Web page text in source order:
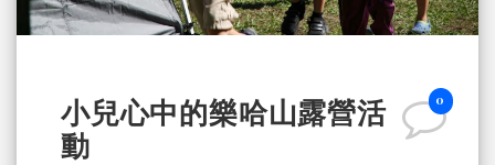
0
小兒心中的樂哈山露營活
動